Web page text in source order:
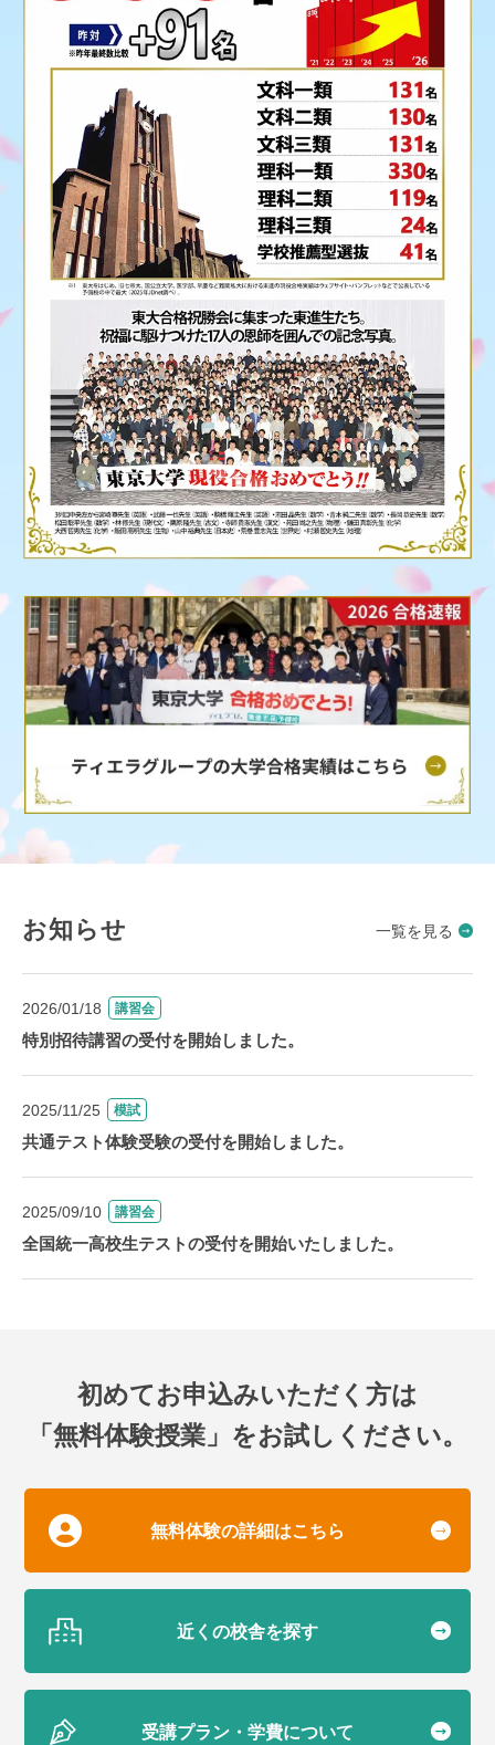
お知らせ 一覧を見る
2026/01/18 講習会
特別招待講習の受付を開始しました。
2025/11/25 模試
共通テスト体験受験の受付を開始しました。
2025/09/10 講習会
全国統一高校生テストの受付を開始いたしました。
初めてお申込みいただく方は
「無料体験授業」をお試しください。
無料体験の詳細はこちら
近くの校舎を探す
受講プラン・学費について